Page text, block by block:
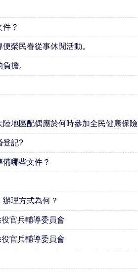
？
榮民眷從事休閒活動。
擔。
地區配偶應於何時參加全民健康保
登記?
哪些文件？
理方式為何？
官兵輔導委員會
官兵輔導委員會